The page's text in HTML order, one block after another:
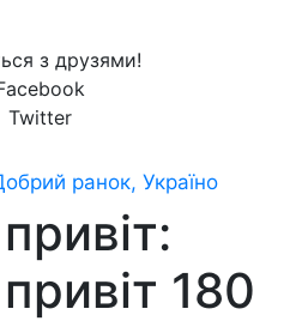
з друзями!
Twitter
ранок, Україно
180